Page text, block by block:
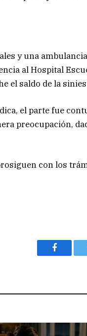
y una
al Hospital
el saldo de la
el parte fue
preocupación,
con los